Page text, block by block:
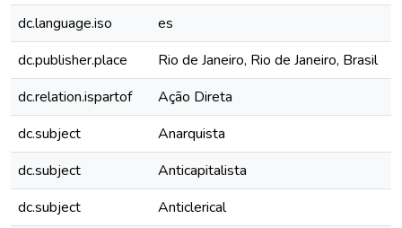
dc.language.iso
es
dc.publisher.place
Rio de Janeiro, Rio de Janeiro, Brasil
dc.relation.ispartof
Ação Direta
dc.subject
Anarquista
dc.subject
Anticapitalista
dc.subject
Anticlerical